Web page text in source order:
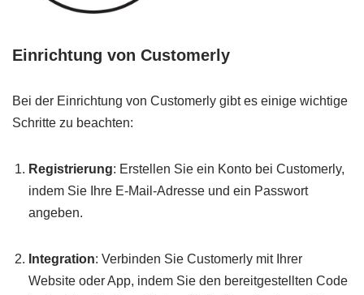
Einrichtung von Customerly
Bei der Einrichtung von Customerly gibt es einige wichtige
Schritte zu beachten:
Registrierung: Erstellen Sie ein Konto bei Customerly,
indem Sie Ihre E-Mail-Adresse und ein Passwort
angeben.
Integration: Verbinden Sie Customerly mit Ihrer
Website oder App, indem Sie den bereitgestellten Code